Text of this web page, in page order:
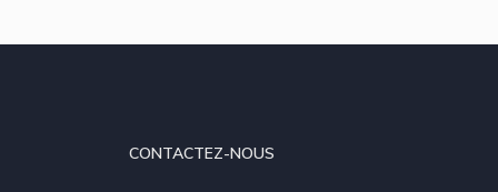
CONTACTEZ-NOUS